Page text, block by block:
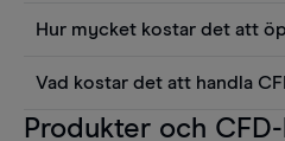
Hur mycket kostar det att
använda sådana verktyg som
Vad kostar det att handla
Det är en rad kostnader att
Produkter och